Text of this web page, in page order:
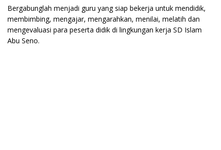
Bergabunglah menjadi guru yang siap bekerja untuk mendidik,
membimbing, mengajar, mengarahkan, menilai, melatih dan
mengevaluasi para peserta didik di lingkungan kerja SD Islam
Abu Seno.